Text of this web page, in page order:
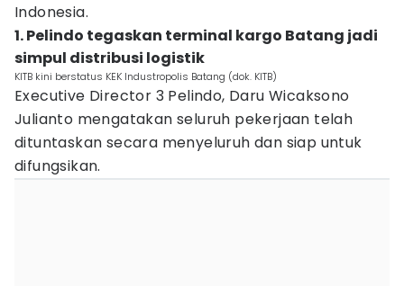
Indonesia.
1. Pelindo tegaskan terminal kargo Batang jadi
simpul distribusi logistik
KITB kini berstatus KEK Industropolis Batang (dok. KITB)
Executive Director 3 Pelindo, Daru Wicaksono
Julianto mengatakan seluruh pekerjaan telah
dituntaskan secara menyeluruh dan siap untuk
difungsikan.